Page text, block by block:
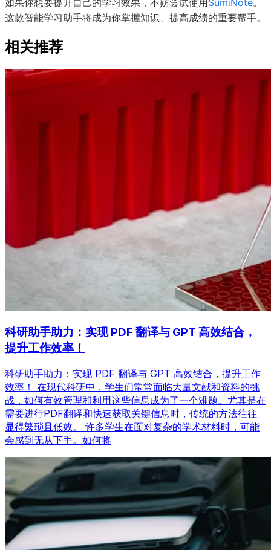
如果你想要提升自己的学习效果，不妨尝试使用 SumiNote。
这款智能学习助手将成为你掌握知识、提高成绩的重要帮手。
相关推荐
科研助手助力：实现 PDF 翻译与 GPT 高效结合，
提升工作效率！
科研助手助力：实现 PDF 翻译与 GPT 高效结合，提升工作
效率！ 在现代科研中，学生们常常面临大量文献和资料的挑
战，如何有效管理和利用这些信息成为了一个难题。尤其是在
需要进行PDF翻译和快速获取关键信息时，传统的方法往往
显得繁琐且低效。 许多学生在面对复杂的学术材料时，可能
会感到无从下手。如何将